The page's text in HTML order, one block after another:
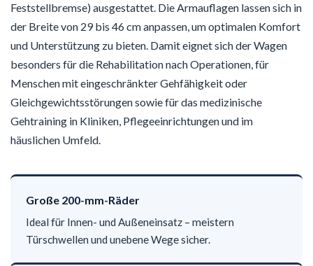
Feststellbremse) ausgestattet. Die Armauflagen lassen sich in
der Breite von 29 bis 46 cm anpassen, um optimalen Komfort
und Unterstützung zu bieten. Damit eignet sich der Wagen
besonders für die Rehabilitation nach Operationen, für
Menschen mit eingeschränkter Gehfähigkeit oder
Gleichgewichtsstörungen sowie für das medizinische
Gehtraining in Kliniken, Pflegeeinrichtungen und im
häuslichen Umfeld.
Große 200-mm-Räder
Ideal für Innen- und Außeneinsatz – meistern
Türschwellen und unebene Wege sicher.